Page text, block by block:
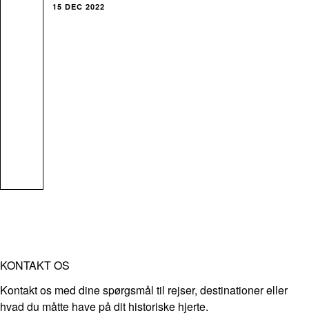
15 DEC 2022
KONTAKT OS
Kontakt os med dine spørgsmål til rejser, destinationer eller
hvad du måtte have på dit historiske hjerte.